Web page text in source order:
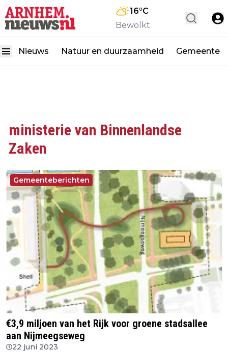
16°C
Bewolkt
Nieuws Natuur en duurzaamheid Gemeente
ministerie van Binnenlandse
Zaken
Gemeenteberichten
€3,9 miljoen van het Rijk voor groene stadsallee
aan Nijmeegseweg
22 juni 2023